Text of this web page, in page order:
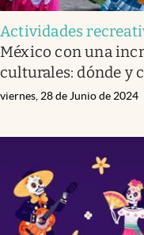
Actividades
México con una
culturales: dónde y
viernes, 28 de Junio de 2024